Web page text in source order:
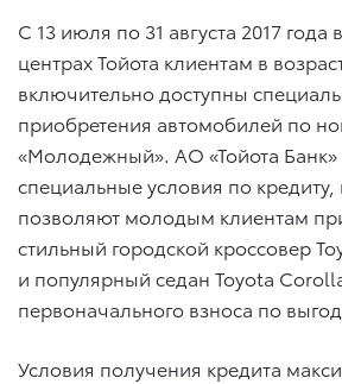
С 13 июля по 31 августа 2017 года
центрах Тойота клиентам в
включительно доступны
приобретения автомобилей по
«Молодежный». АО «Тойота Банк»
специальные условия по кредиту,
позволяют молодым клиентам
стильный городской кроссовер
и популярный седан Toyota
первоначального взноса по
Условия получения кредита